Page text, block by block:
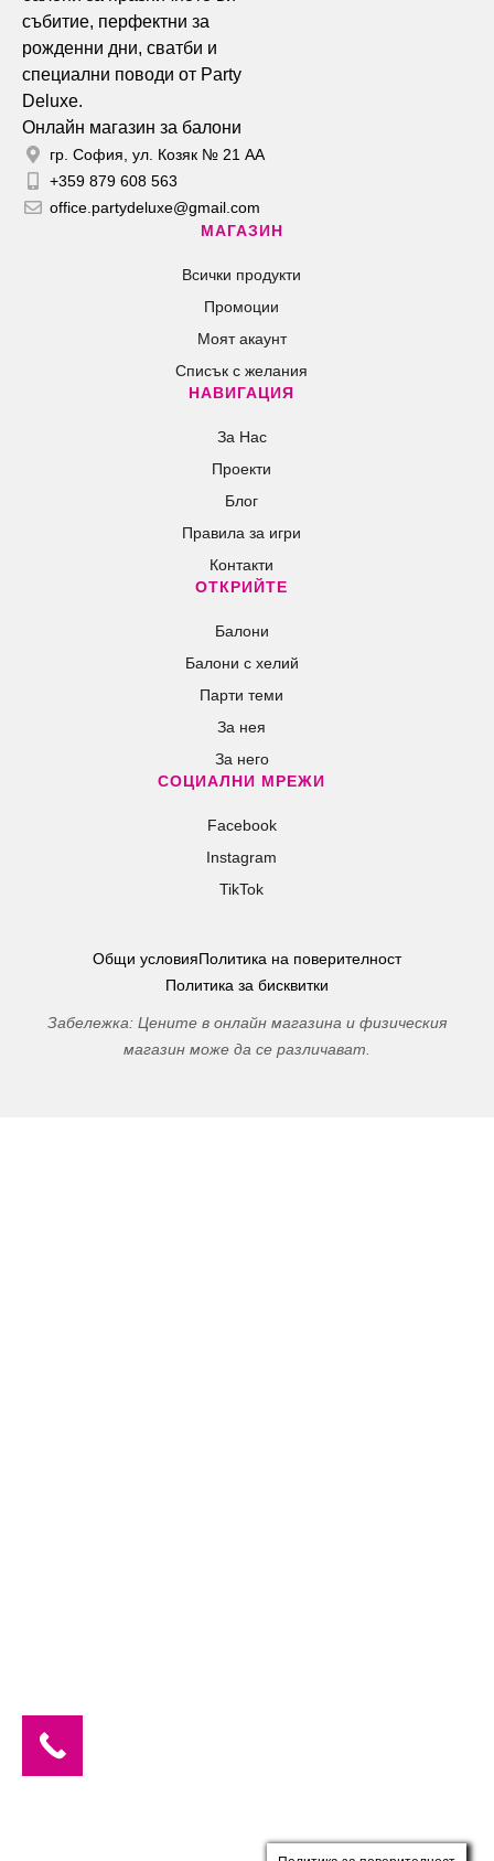
Онлайн магазин за балони
гр. София, ул. Козяк № 21 АА
+359 879 608 563
office.partydeluxe@gmail.com
МАГАЗИН
Всички продукти
Промоции
Моят акаунт
Списък с желания
НАВИГАЦИЯ
За Нас
Проекти
Блог
Правила за игри
Контакти
ОТКРИЙТЕ
Балони
Балони c хелий
Парти теми
За нея
За него
СОЦИАЛНИ МРЕЖИ
Facebook
Instagram
TikTok
Общи условияПолитика на поверителност
Политика за бисквитки
Забележка: Цените в онлайн магазина и физическия
магазин може да се различават.